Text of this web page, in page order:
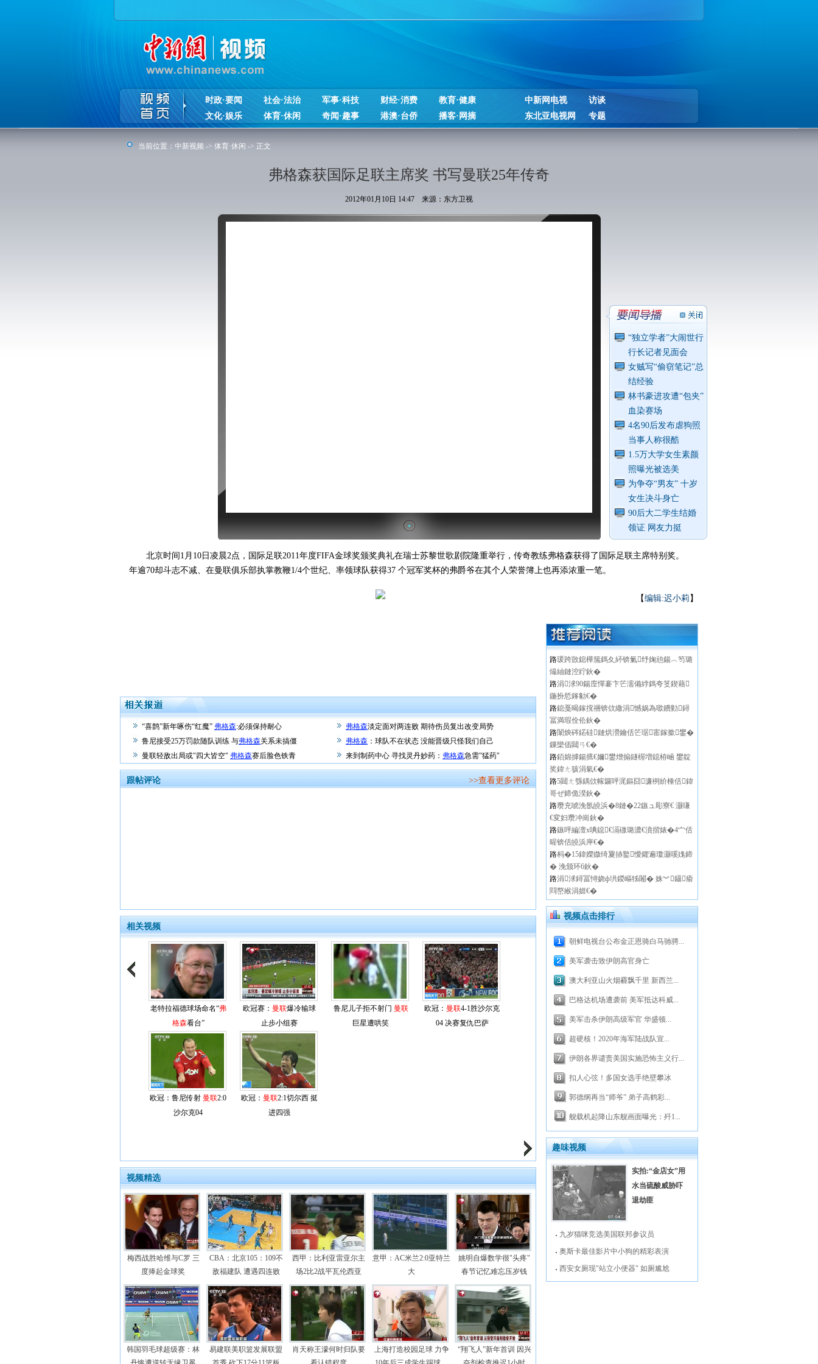
时政·要闻 社会·法治 军事·科技 财经·消费
教育·健康
文化·娱乐
体育·休闲 奇闻·趣事 港澳·台侨 播客·网摘
中新网电视
访谈
东北亚电视网
专题
当前位置： 中新视频 -> 体育·休闲 -> 正文
弗格森获国际足联主席奖 书写曼联25年传奇
2012年01月10日 14:47 来源：东方卫视
“独立学者”大闹世行
行长记者见面会
女贼写“偷窃笔记”总
结经验
林书豪进攻遭“包夹”
血染赛场
4名90后发布虐狗照
当事人称很酷
1.5万大学女生素颜
照曝光被选美
为争夺“男友” 十岁
女生决斗身亡
90后大二学生结婚
领证 网友力挺
北京时间1月10日凌晨2点，国际足联2011年度FIFA金球奖颁奖典礼在瑞士苏黎世歌剧院隆重举行，传奇教练弗格森获得了国际足联主席特别奖。
年逾70却斗志不减、在曼联俱乐部执掌教鞭1/4个世纪、率领球队获得37 个冠军奖杯的弗爵爷在其个人荣誉簿上也再添浓重一笔。
【编辑:迟小莉 】
“喜鹊”新年啄伤“红魔” 弗格森:必须保持耐心 弗格森淡定面对两连败 期待伤员复出改变局势
鲁尼接受25万罚款随队训练 与弗格森关系未搞僵 弗格森 ：球队不在状态 没能晋级只怪我们自己
曼联轻敌出局或"四大皆空" 弗格森赛后脸色铁青 来到制药中心 寻找灵丹妙药： 弗格森急需"猛药"
跟帖评论 >>查看更多评论
相关视频
老特拉福德球场命名“弗
格森看台”
欧冠赛： 曼联爆冷输球
止步小组赛
鲁尼儿子拒不射门 曼联
巨星遭哄笑
欧冠： 曼联4-1胜沙尔克
04 决赛复仇巴萨
欧冠：鲁尼传射 曼联2:0
沙尔克04
欧冠： 曼联2:1切尔西 挺
进四强
视频精选
梅西战胜哈维与C罗 三
度捧起金球奖
CBA：北京105：109不
敌福建队 遭遇四连败
西甲：比利亚雷亚尔主
场2比2战平瓦伦西亚
意甲：AC米兰2:0亚特兰
大
姚明自爆数学很"头疼"
春节记忆难忘压岁钱
韩国羽毛球超级赛：林
易建联美职篮发展联盟
肖天称王濛何时归队要
上海打造校园足球 力争
“翔飞人”新年首训 因兴
路瑗跨敳鎴樺箷鎷夊紑锛氭纾婅兘鍚︿笉璐
熶紬鏈涳紵鈥�
路涓浗90鍚庢憚褰卞笀濡備綍鎷夸笅鍥藉
鍦扮悊鎽勨€�
路鎴戞暍鎵撹祵锛佽繖涓憾娲為噷鐨勭鐞
冨満瑕佺伀鈥�
路闈炴硶鍩硅鏈烘瀯鑰佸笀琚寚鎵撳鐢�
鏁欒偛閮ㄢ€�
路銆婂摢鍚掋€嬭鐢熷搧鐩楃増鐚栫崡 鐢靛
奖鍏ㄤ骇涓氣€�
路5閮ㄤ綔鍝佽幏鑼呯浘鏂囧濂栵紒棰佸鍏
哥ぜ鍗佹湀鈥�
路瓒充唬浼氬皢浜�8鏈�22鏃ュ彫寮€ 灏嗛
€変妇瓒冲崗鈥�
路鏃呯編澶х唺鐚€滆礉璐濃€濆揩婊�4宀佸
暒锛佸皢浜庘€�
路杩�15鍏嬫媺绮夐捇鐜懓鑺遍瓊灏嗘媿鍗
� 浼颁环6鈥�
路涓浗鐞冨憳娆ф垬鍐嶇牬闂� 姝︾鑷瘉
閰嶅緱涓娾€�
视频点击排行
朝鲜电视台公布金正恩骑白马驰骋...
美军袭击致伊朗高官身亡
澳大利亚山火烟霾飘千里 新西兰...
巴格达机场遭袭前 美军抵达科威...
美军击杀伊朗高级军官 华盛顿...
超硬核！2020年海军陆战队宣...
伊朗各界谴责美国实施恐怖主义行...
扣人心弦！多国女选手绝壁攀冰
郭德纲再当“师爷” 弟子高鹤彩...
舰载机起降山东舰画面曝光：歼1...
趣味视频
实拍:“金店女”用
水当硫酸威胁吓
退劫匪
九岁猫咪竞选美国联邦参议员
奥斯卡最佳影片中小狗的精彩表演
西安女厕现"站立小便器" 如厕尴尬